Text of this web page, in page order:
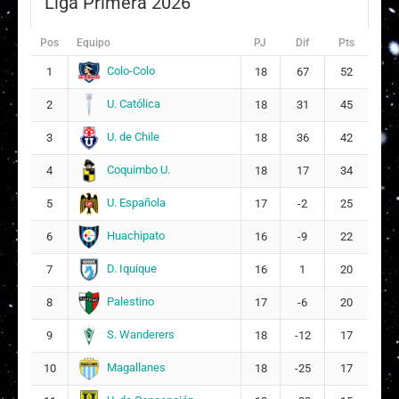
14
12
ARQUERA
Melisa Antonia Méndez Bahamondes
Josefa Isabel Lagos Pascual
Simone Bernardita Opazo Coloma
6
Pos Equipo PJ Dif Pts
1 Colo-Colo 18 67 52
2 U. Católica 18 31 45
3 U. de Chile 18 36 42
4 Coquimbo U. 18 17 34
5 U. Española 17 -2 25
6 Huachipato 16 -9 22
7 D. Iquique 16 1 20
8 Palestino 17 -6 20
9 S. Wanderers 18 -12 17
10 Magallanes 18 -25 17